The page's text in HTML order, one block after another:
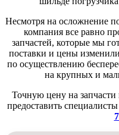
Несмотря на осложнение
компания все равно
запчастей, которые мы
поставки и цены
по осуществлению
на крупных и
Точную цену на
предоставить